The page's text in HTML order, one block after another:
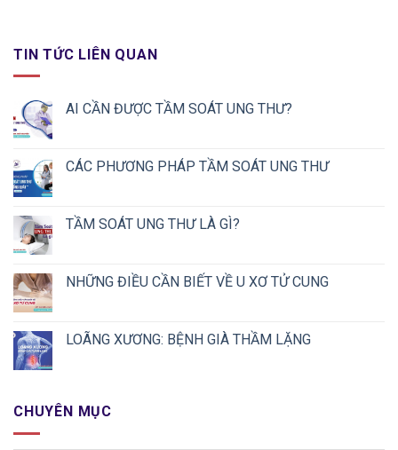
TIN TỨC LIÊN QUAN
AI CẦN ĐƯỢC TẦM SOÁT UNG THƯ?
CÁC PHƯƠNG PHÁP TẦM SOÁT UNG THƯ
TẦM SOÁT UNG THƯ LÀ GÌ?
NHỮNG ĐIỀU CẦN BIẾT VỀ U XƠ TỬ CUNG
LOÃNG XƯƠNG: BỆNH GIÀ THẦM LẶNG
CHUYÊN MỤC